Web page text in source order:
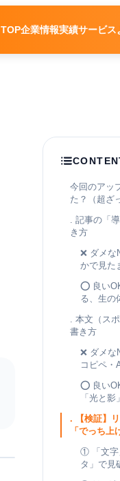
TOP企業情報実績サービス
今回のアッ
た？（超ざ
. 記事の「
き方
❌ ダメな
かで見た
⭕ 良い
る、生の
. 本文（ス
書き方
❌ ダメ
コピペ・
⭕ 良い
「光と影
. 【検証】
「でっち上
① 「文字
タ」で見